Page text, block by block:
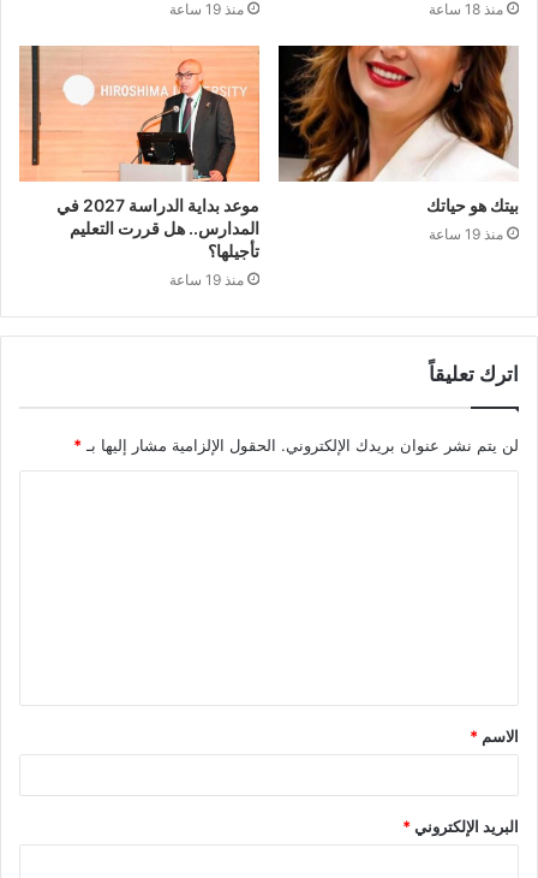
منذ 18 ساعة منذ 19 ساعة
بيتك هو حياتك
منذ 19 ساعة
موعد بداية الدراسة 2027 في
المدارس.. هل قررت التعليم
تأجيلها؟
منذ 19 ساعة
اترك تعليقاً
لن يتم نشر عنوان بريدك الإلكتروني. الحقول الإلزامية مشار إليها بـ *
الاسم *
البريد الإلكتروني*